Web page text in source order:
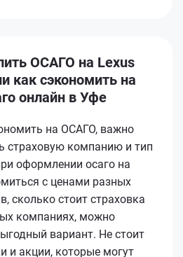
ОСАГО на Lexus
как сэкономить на
онлайн в Уфе
на ОСАГО, важно
страховую компанию и тип
оформлении осаго на
с ценами разных
сколько стоит страховка
компаниях, можно
вариант. Не стоит
и акции, которые могут